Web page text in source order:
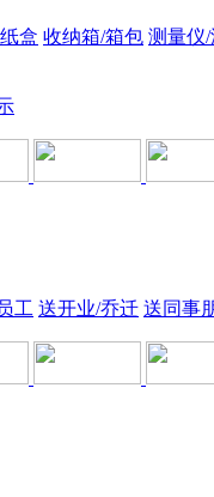
盒 收纳箱/箱包 测量仪
工 送开业/乔迁 送同事